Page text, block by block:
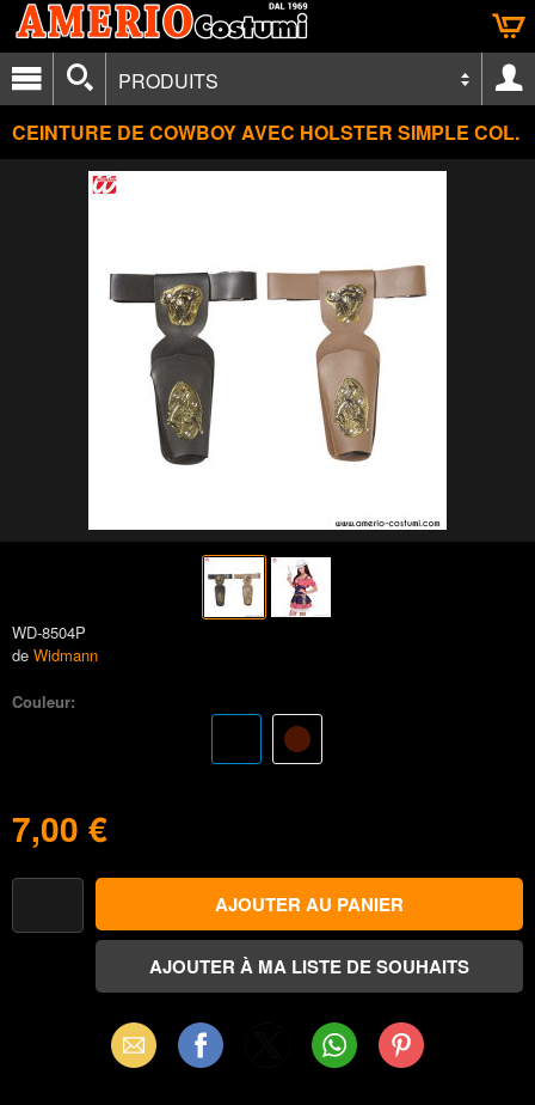
PRODUITS
CEINTURE DE COWBOY AVEC HOLSTER SIMPLE COL.
WD-8504P
de Widmann
Couleur:
7,00 €
Email Facebook WhatsAppPinterest